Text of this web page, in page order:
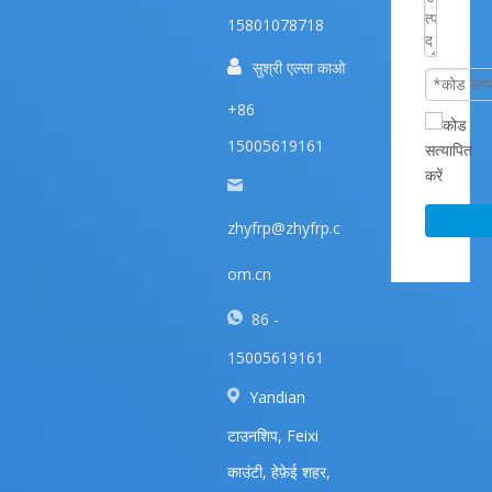
15801078718
 सुश्री एल्सा काओ
+86
15005619161
zhyfrp@zhyfrp.c
om.cn
86 -
15005619161
Yandian
टाउनशिप, Feixi
काउंटी, हेफ़ेई शहर,